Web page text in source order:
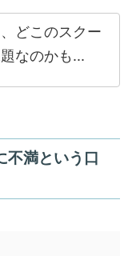
どこのスクー
なのかも...
満という口